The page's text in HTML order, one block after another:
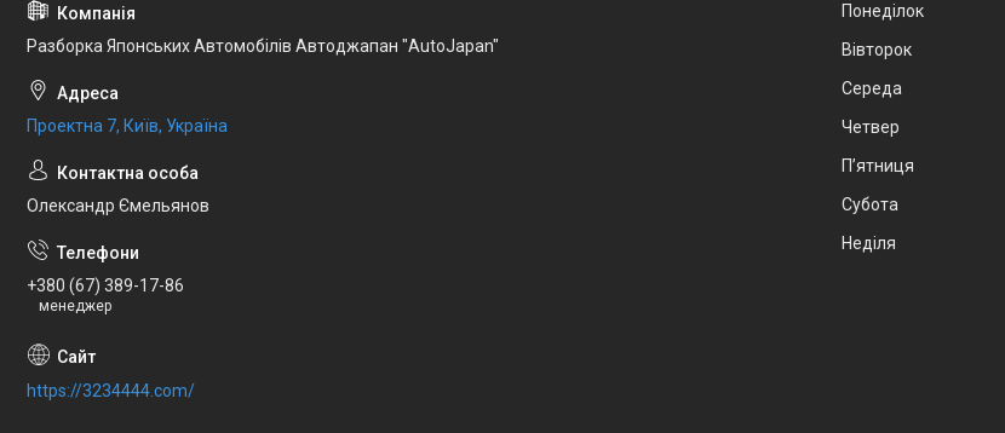
Разборка Японських Автомобілів Автоджапан "AutoJapan"
Проектна 7, Київ, Україна
Олександр Ємельянов
+380 (67) 389-17-86
менеджер
https://3234444.com/
Понеділок
Вівторок
Середа
Четвер
Пʼятниця
Субота
Неділя